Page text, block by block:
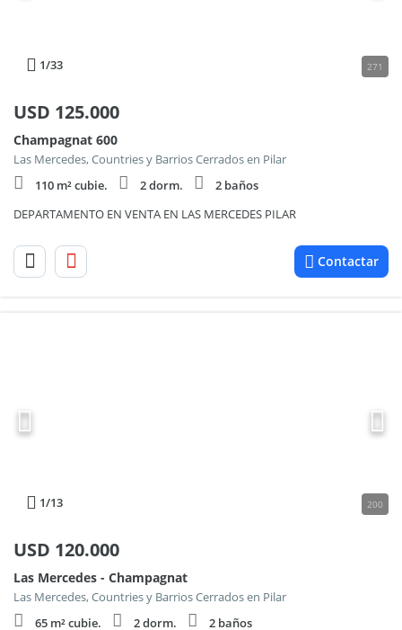
1/33 271
USD 125.000
Champagnat 600
Las Mercedes, Countries y Barrios Cerrados en Pilar
110 m² cubie.
2 dorm.
2 baños
DEPARTAMENTO EN VENTA EN LAS MERCEDES PILAR
Contactar
1/13 200
USD 120.000
Las Mercedes - Champagnat
Las Mercedes, Countries y Barrios Cerrados en Pilar
65 m² cubie.
2 dorm.
2 baños